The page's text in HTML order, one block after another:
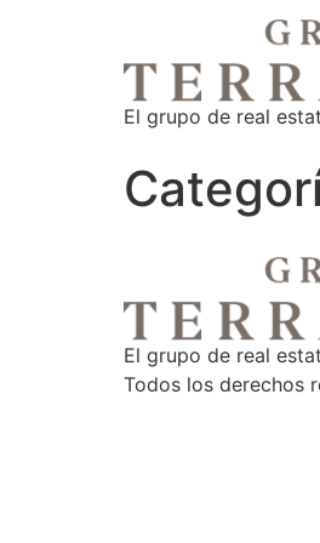
El grupo de real
El grupo de real
Todos los derechos